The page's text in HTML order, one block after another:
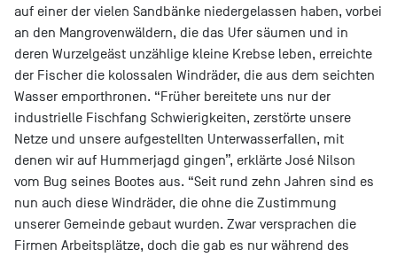
auf einer der vielen Sandbänke niedergelassen haben, vorbei
an den Mangrovenwäldern, die das Ufer säumen und in
deren Wurzelgeäst unzählige kleine Krebse leben, erreichte
der Fischer die kolossalen Windräder, die aus dem seichten
Wasser emporthronen. “Früher bereitete uns nur der
industrielle Fischfang Schwierigkeiten, zerstörte unsere
Netze und unsere aufgestellten Unterwasserfallen, mit
denen wir auf Hummerjagd gingen”, erklärte José Nilson
vom Bug seines Bootes aus. “Seit rund zehn Jahren sind es
nun auch diese Windräder, die ohne die Zustimmung
unserer Gemeinde gebaut wurden. Zwar versprachen die
Firmen Arbeitsplätze, doch die gab es nur während des